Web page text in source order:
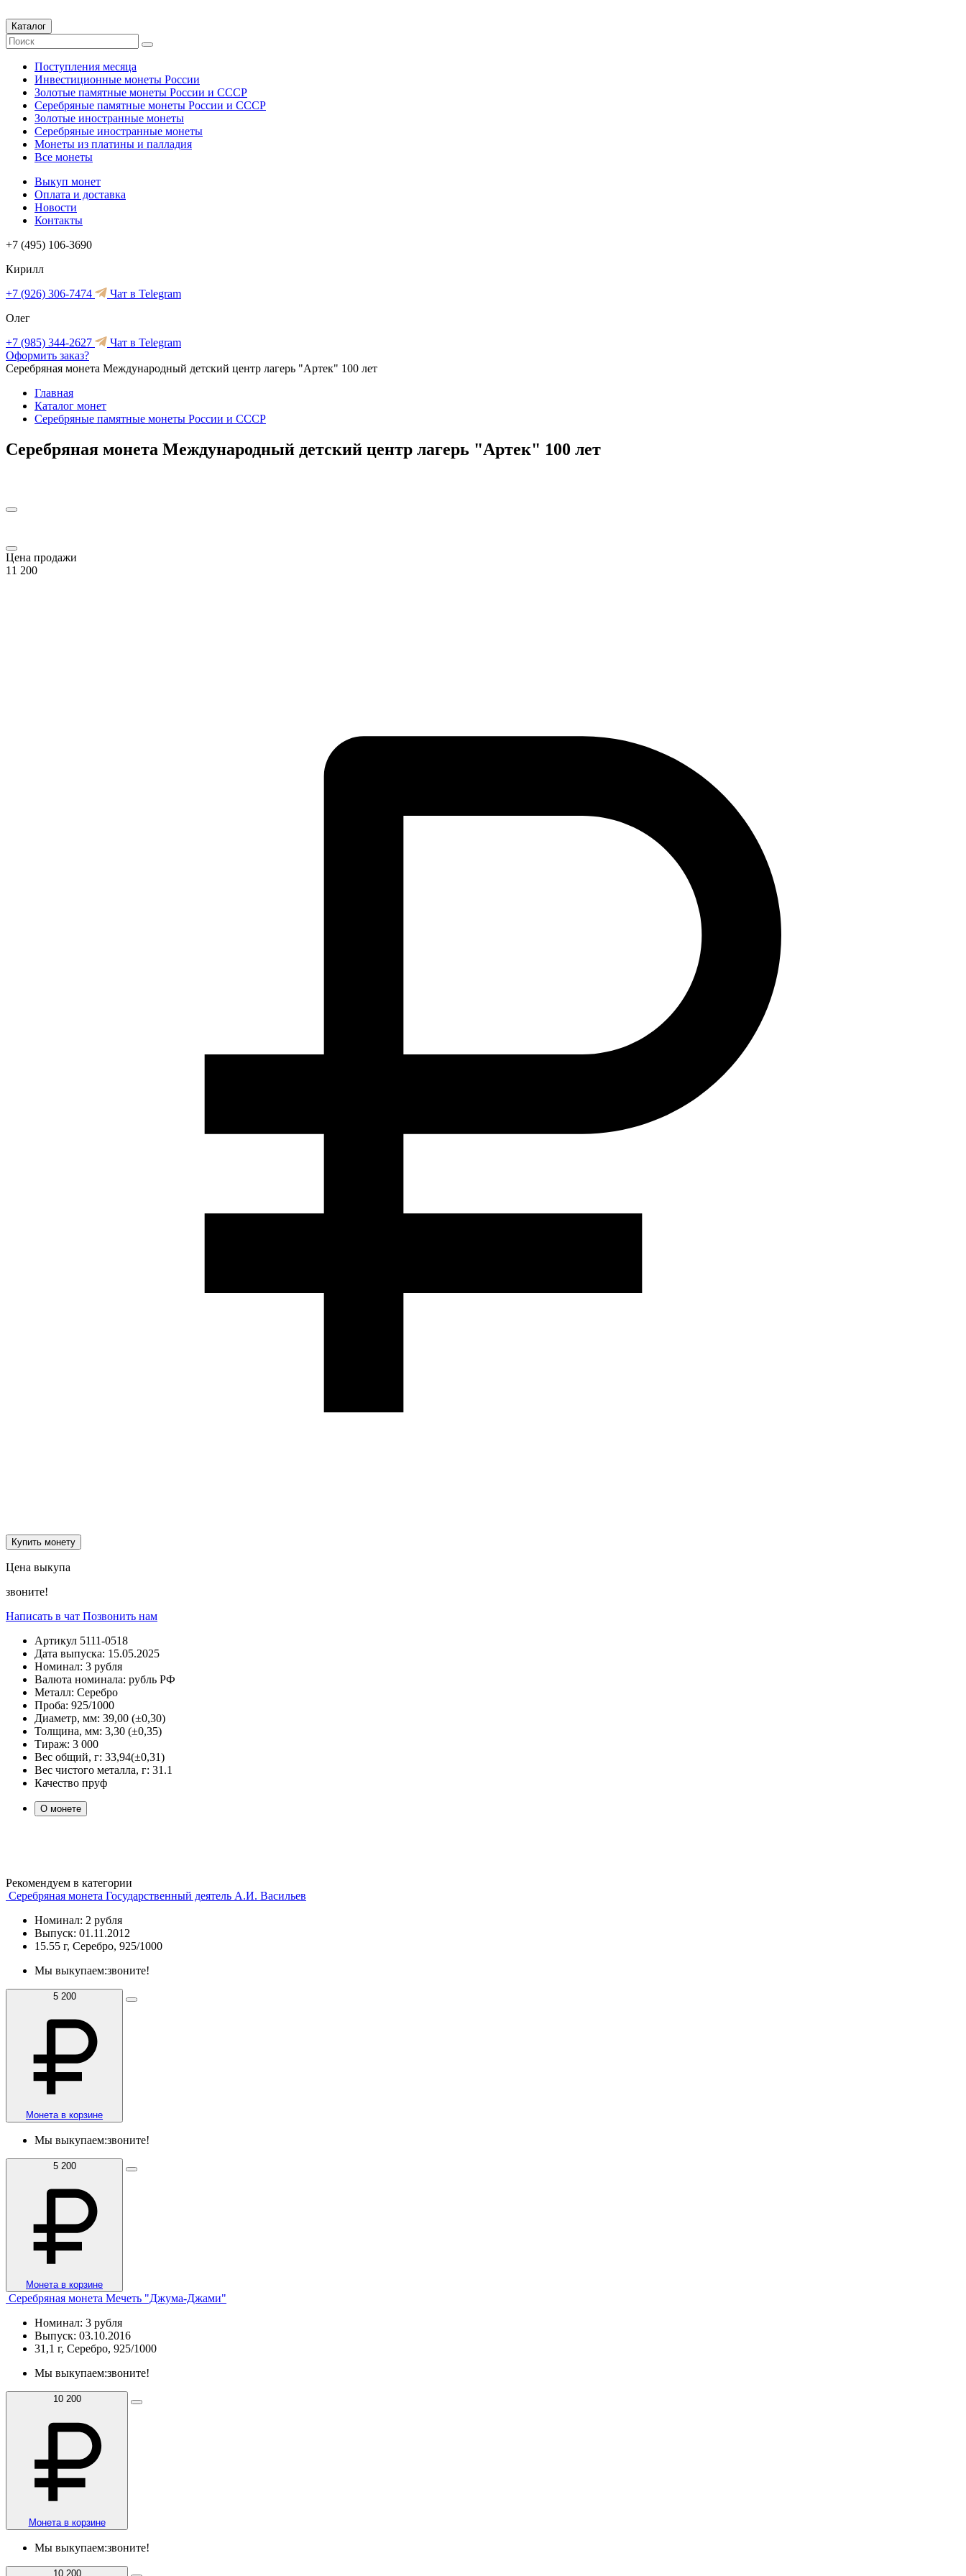
Каталог
Поступления месяца
Инвестиционные монеты России
Золотые памятные монеты России и СССР
Серебряные памятные монеты России и СССР
Золотые иностранные монеты
Серебряные иностранные монеты
Монеты из платины и палладия
Все монеты
Выкуп монет
Оплата и доставка
Новости
Контакты
+7 (495) 106-3690
Кирилл
+7 (926) 306-7474
Чат в Telegram
Олег
+7 (985) 344-2627
Чат в Telegram
Оформить заказ?
Серебряная монета Международный детский центр лагерь "Артек" 100 лет
Главная
Каталог монет
Серебряные памятные монеты России и СССР
Серебряная монета Международный детский центр лагерь "Артек" 100 лет
Цена продажи
11 200
Купить монету
Цена выкупа
звоните!
Написать в чат Позвонить нам
Артикул 5111-0518
Дата выпуска: 15.05.2025
Номинал: 3 рубля
Валюта номинала: рубль РФ
Металл: Серебро
Проба: 925/1000
Диаметр, мм: 39,00 (±0,30)
Толщина, мм: 3,30 (±0,35)
Тираж: 3 000
Вес общий, г: 33,94(±0,31)
Вес чистого металла, г: 31.1
Качество пруф
О монете
Рекомендуем в категории
Серебряная монета Государственный деятель А.И. Васильев
Номинал: 2 рубля
Выпуск: 01.11.2012
15.55 г, Серебро, 925/1000
Мы выкупаем:звоните!
5 200
Монета в корзине
Мы выкупаем:звоните!
5 200
Монета в корзине
Серебряная монета Мечеть "Джума-Джами"
Номинал: 3 рубля
Выпуск: 03.10.2016
31,1 г, Серебро, 925/1000
Мы выкупаем:звоните!
10 200
Монета в корзине
Мы выкупаем:звоните!
10 200